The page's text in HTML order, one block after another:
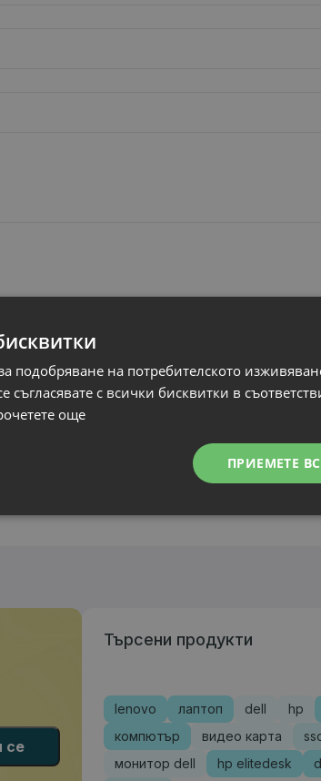
се
Търсени продукти
lenovo лаптоп dell hp
компютър
видео карта
монитор dell
hp elitedesk
подобряване на потребителското
с всички бисквитки в
още
ПРИЕМЕТЕ